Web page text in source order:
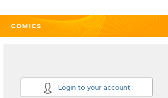
COMICS
Login to your account